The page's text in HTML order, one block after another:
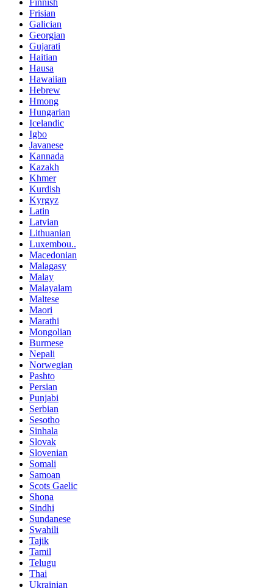
Frisian
Galician
Georgian
Gujarati
Haitian
Hausa
Hawaiian
Hebrew
Hmong
Hungarian
Icelandic
Igbo
Javanese
Kannada
Kazakh
Khmer
Kurdish
Kyrgyz
Latin
Latvian
Lithuanian
Luxembou..
Macedonian
Malagasy
Malay
Malayalam
Maltese
Maori
Marathi
Mongolian
Burmese
Nepali
Norwegian
Pashto
Persian
Punjabi
Serbian
Sesotho
Sinhala
Slovak
Slovenian
Somali
Samoan
Scots Gaelic
Shona
Sindhi
Sundanese
Swahili
Tajik
Tamil
Telugu
Thai
Ukrainian